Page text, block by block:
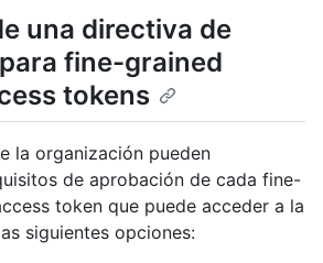
una directiva de
fine-grained
tokens
la organización pueden
de aprobación de cada fine-
token que puede acceder a la
siguientes opciones: